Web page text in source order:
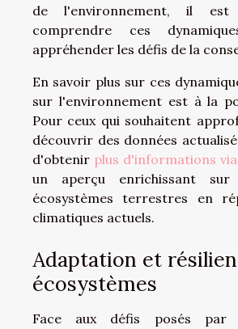
de l'environnement, il
comprendre ces
appréhender les défis de la
En savoir plus sur ces
sur l'environnement est à la
Pour ceux qui souhaitent
découvrir des données
d'obtenir plus d'informations
un aperçu enrichissant sur
écosystèmes terrestres en
climatiques actuels.
Adaptation et
écosystèmes
Face aux défis posés par